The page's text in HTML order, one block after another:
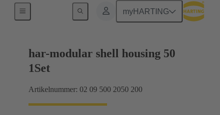
myHARTING
har-modular shell housing 50
1Set
Artikelnummer: 02 09 500 2050 200